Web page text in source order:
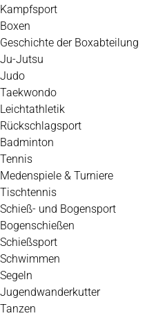
Kampfsport
Boxen
Geschichte der Boxabteilung
Ju-Jutsu
Judo
Taekwondo
Leichtathletik
Rückschlagsport
Badminton
Tennis
Medenspiele & Turniere
Tischtennis
Schieß- und Bogensport
Bogenschießen
Schießsport
Schwimmen
Segeln
Jugendwanderkutter
Tanzen